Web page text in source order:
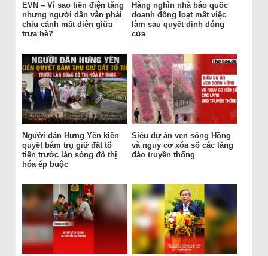
EVN – Vì sao tiền điện tăng
nhưng người dân vẫn phải
chịu cảnh mất điện giữa
trưa hè?
Hàng nghìn nhà báo quốc
doanh đồng loạt mất việc
làm sau quyết định đóng
cửa
Người dân Hưng Yên kiên
quyết bám trụ giữ đất tổ
tiên trước làn sóng đô thị
hóa ép buộc
Siêu dự án ven sông Hồng
và nguy cơ xóa sổ các làng
đào truyền thống